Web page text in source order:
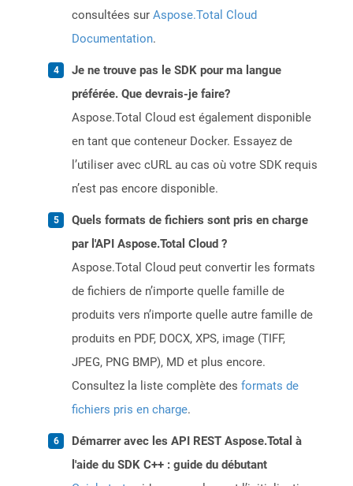
consultées sur Aspose.Total Cloud
Documentation.
Je ne trouve pas le SDK pour ma langue
préférée. Que devrais-je faire?
Aspose.Total Cloud est également disponible
en tant que conteneur Docker. Essayez de
l’utiliser avec cURL au cas où votre SDK requis
n’est pas encore disponible.
Quels formats de fichiers sont pris en charge
par l'API Aspose.Total Cloud ?
Aspose.Total Cloud peut convertir les formats
de fichiers de n’importe quelle famille de
produits vers n’importe quelle autre famille de
produits en PDF, DOCX, XPS, image (TIFF,
JPEG, PNG BMP), MD et plus encore.
Consultez la liste complète des formats de
fichiers pris en charge.
Démarrer avec les API REST Aspose.Total à
l'aide du SDK C++ : guide du débutant